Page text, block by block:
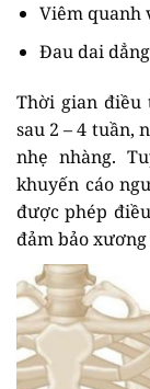
Viêm quanh
Đau dai
Thời gian
sau 2 – 4 tuần,
nhẹ nhàng.
khuyến cáo
được phép
đảm bảo